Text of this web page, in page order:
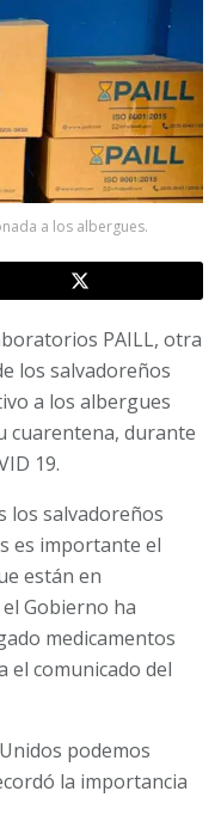
a los albergues.
PAILL, otra
los salvadoreños
a los albergues
cuarentena, durante
19.
los salvadoreños
es importante el
están en
Gobierno ha
medicamentos
el comunicado del
podemos
la importancia